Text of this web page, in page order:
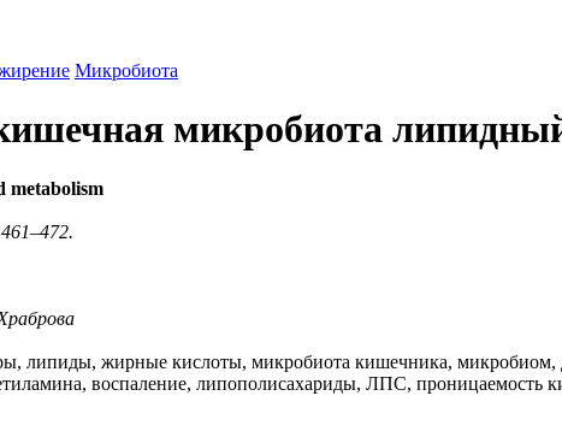
Микробиота
микробиота
metabolism
липиды, жирные кислоты, микробиота кишечника,
воспаление, липополисахариды, ЛПС, проницаемость